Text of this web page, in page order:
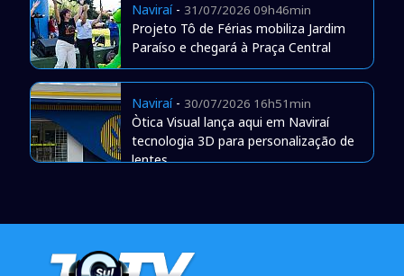
Naviraí- 31/07/2026 09h46min
Projeto Tô de Férias mobiliza Jardim
Paraíso e chegará à Praça Central
Naviraí- 30/07/2026 16h51min
Òtica Visual lança aqui em Naviraí
tecnologia 3D para personalização de
lentes